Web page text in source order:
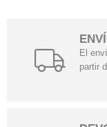
permite lograr un look
cómodas con vestidos
lindo a los niños con sus
los bordes. Los detalles de
El
partir